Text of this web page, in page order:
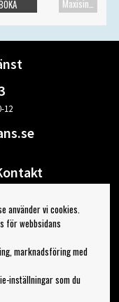
Maxisingel
12
sida
ut
använder vi cookies.
för webbsidans
marknadsföring med
inställningar som du